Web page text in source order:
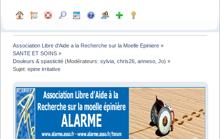
Association Libre d'Aide a la Recherche sur la Moelle Epiniere »
SANTE ET SOINS »
Douleurs & spasticité (Modérateurs:sylvia ,chris26 ,anneso ,Jo) »
Sujet:epine irritative